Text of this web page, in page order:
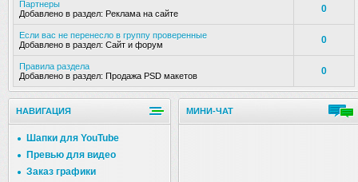
Партнеры
Добавлено в раздел: Реклама на сайте 0
Если вас не перенесло в группу проверенные
Добавлено в раздел: Сайт и форум 0
Правила раздела
Добавлено в раздел: Продажа PSD макетов 0
НАВИГАЦИЯ
Шапки для YouTube
Превью для видео
Заказ графики
МИНИ-ЧАТ